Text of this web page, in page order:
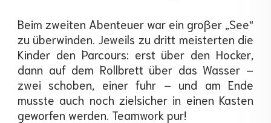
Beim zweiten Abenteuer war ein großer „See“
zu überwinden. Jeweils zu dritt meisterten die
Kinder den Parcours: erst über den Hocker,
dann auf dem Rollbrett über das Wasser –
zwei schoben, einer fuhr – und am Ende
musste auch noch zielsicher in einen Kasten
geworfen werden. Teamwork pur!